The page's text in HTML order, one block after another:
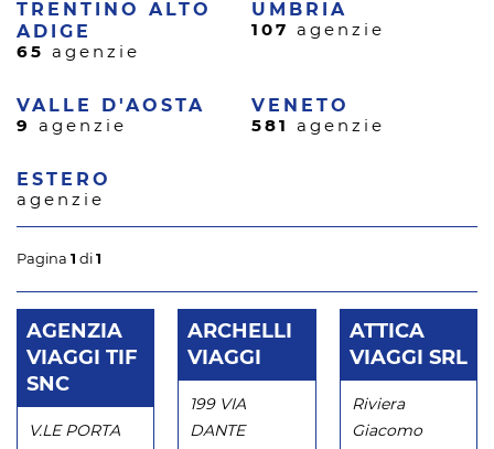
TRENTINO ALTO
ADIGE
65 agenzie
UMBRIA
107 agenzie
VALLE D'AOSTA
9 agenzie
VENETO
581 agenzie
ESTERO
agenzie
Pagina 1 di 1
AGENZIA
VIAGGI TIF
SNC
V.LE PORTA
ARCHELLI
VIAGGI
199 VIA
DANTE
ATTICA
VIAGGI SRL
Riviera
Giacomo